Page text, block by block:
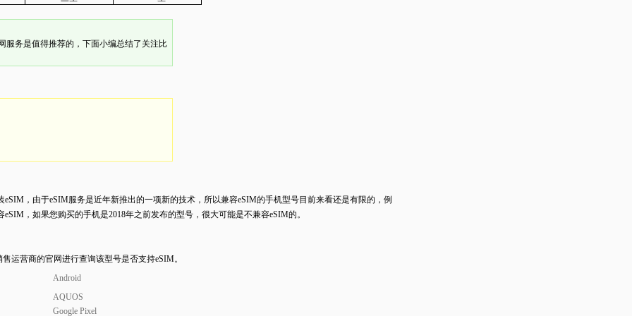
服务是值得推荐的，下面小编总结了关注比
eSIM ，由于eSIM服务是近年新推出的一项新的技术，所以兼容eSIM的手机型号目前来看还是有限的，例
eSIM ，如果您购买的手机是2018年之前发布的型号，很大可能是不兼容eSIM的。
运营商的官网进行查询该型号是否支持eSIM。
Android
AQUOS
Google Pixel